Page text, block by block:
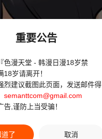
重要公告
色漫天堂 - 韩漫日漫18岁禁
18岁请离开！
烈建议截图此页面，发送邮件得
semanttcom@gmail.com
告,谨防上当受骗！
了 取消